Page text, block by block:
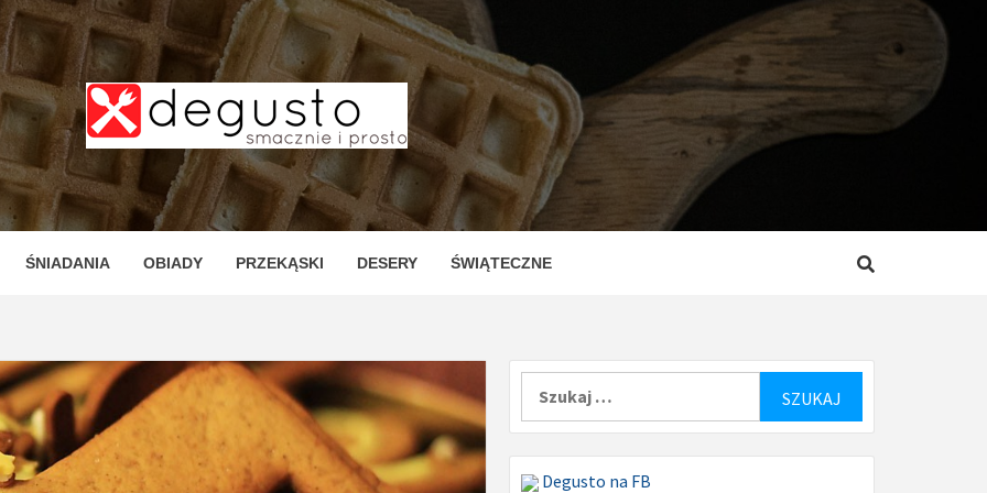
– PRZEPISY
I PROSTE
ŚNIADANIA OBIADY PRZEKĄSKI DESERY ŚWIĄTECZNE
Degusto na FB